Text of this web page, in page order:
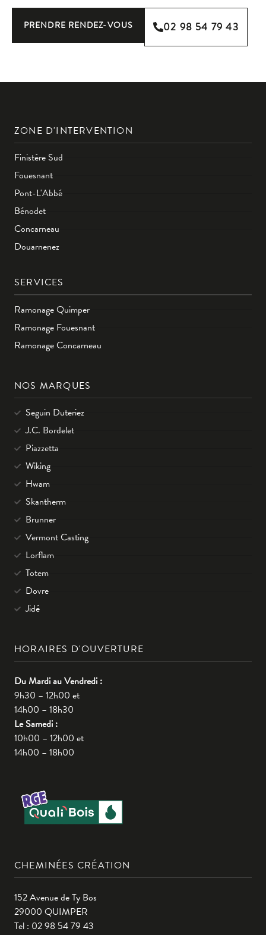
PRENDRE RENDEZ-VOUS 02 98 54 79 43
ZONE D'INTERVENTION
Finistère Sud
Fouesnant
Pont-L'Abbé
Bénodet
Concarneau
Douarnenez
SERVICES
Ramonage Quimper
Ramonage Fouesnant
Ramonage Concarneau
NOS MARQUES
Seguin Duteriez
J.C. Bordelet
Piazzetta
Wiking
Hwam
Skantherm
Brunner
Vermont Casting
Lorflam
Totem
Dovre
Jidé
HORAIRES D'OUVERTURE
Du Mardi au Vendredi :
9h30 – 12h00 et
14h00 – 18h30
Le Samedi :
10h00 – 12h00 et
14h00 – 18h00
CHEMINÉES CRÉATION
152 Avenue de Ty Bos
29000 QUIMPER
Tel : 02 98 54 79 43